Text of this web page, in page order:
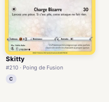
Skitty
#210 · Poing de Fusion
C